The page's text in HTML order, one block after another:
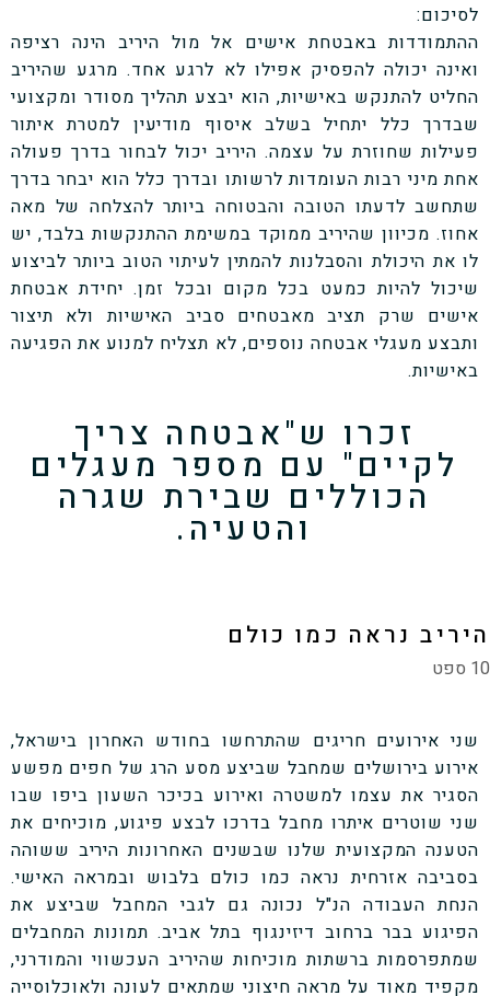
לסיכום:
ההתמודדות באבטחת אישים אל מול היריב הינה רציפה
ואינה יכולה להפסיק אפילו לא לרגע אחד. מרגע שהיריב
החליט להתנקש באישיות, הוא יבצע תהליך מסודר ומקצועי
שבדרך כלל יתחיל בשלב איסוף מודיעין למטרת איתור
פעילות שחוזרת על עצמה. היריב יכול לבחור בדרך פעולה
אחת מיני רבות העומדות לרשותו ובדרך כלל הוא יבחר בדרך
שתחשב לדעתו הטובה והבטוחה ביותר להצלחה של מאה
אחוז. מכיוון שהיריב ממוקד במשימת ההתנקשות בלבד, יש
לו את היכולת והסבלנות להמתין לעיתוי הטוב ביותר לביצוע
שיכול להיות כמעט בכל מקום ובכל זמן. יחידת אבטחת
אישים שרק תציב מאבטחים סביב האישיות ולא תיצור
ותבצע מעגלי אבטחה נוספים, לא תצליח למנוע את הפגיעה
באישיות.
זכרו ש"אבטחה צריך
לקיים" עם מספר מעגלים
הכוללים שבירת שגרה
והטעיה.
היריב נראה כמו כולם
10 ספט
שני אירועים חריגים שהתרחשו בחודש האחרון בישראל,
אירוע בירושלים שמחבל שביצע מסע הרג של חפים מפשע
הסגיר את עצמו למשטרה ואירוע בכיכר השעון ביפו שבו
שני שוטרים איתרו מחבל בדרכו לבצע פיגוע, מוכיחים את
הטענה המקצועית שלנו שבשנים האחרונות היריב ששוהה
בסביבה אזרחית נראה כמו כולם בלבוש ובמראה האישי.
הנחת העבודה הנ"ל נכונה גם לגבי המחבל שביצע את
הפיגוע בבר ברחוב דיזינגוף בתל אביב. תמונות המחבלים
שמתפרסמות ברשתות מוכיחות שהיריב העכשווי והמודרני,
מקפיד מאוד על מראה חיצוני שמתאים לעונה ולאוכלוסייה